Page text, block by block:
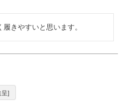
きやすいと思います。
]